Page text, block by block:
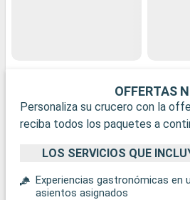
OFFERTAS
Personaliza su crucero con la
reciba todos los paquetes a
LOS SERVICIOS QUE
Experiencias gastronómicas en
asientos asignados